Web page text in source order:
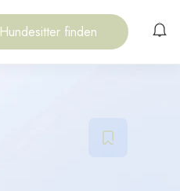
Hundesitter finden